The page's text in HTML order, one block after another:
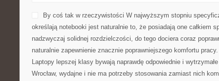
By coś tak w rzeczywistości W najwyższym stopniu
określają notebooki jest naturalnie to, że posiadają one całkiem
nadzwyczaj solidnej rozdzielczości, do tego dociera coraz
naturalnie zapewnienie znacznie poprawniejszego komfortu
Laptopy lepszej klasy bywają naprawdę odpowiednie i
Wrocław, wydajne i nie ma potrzeby stosowania zamiast nich